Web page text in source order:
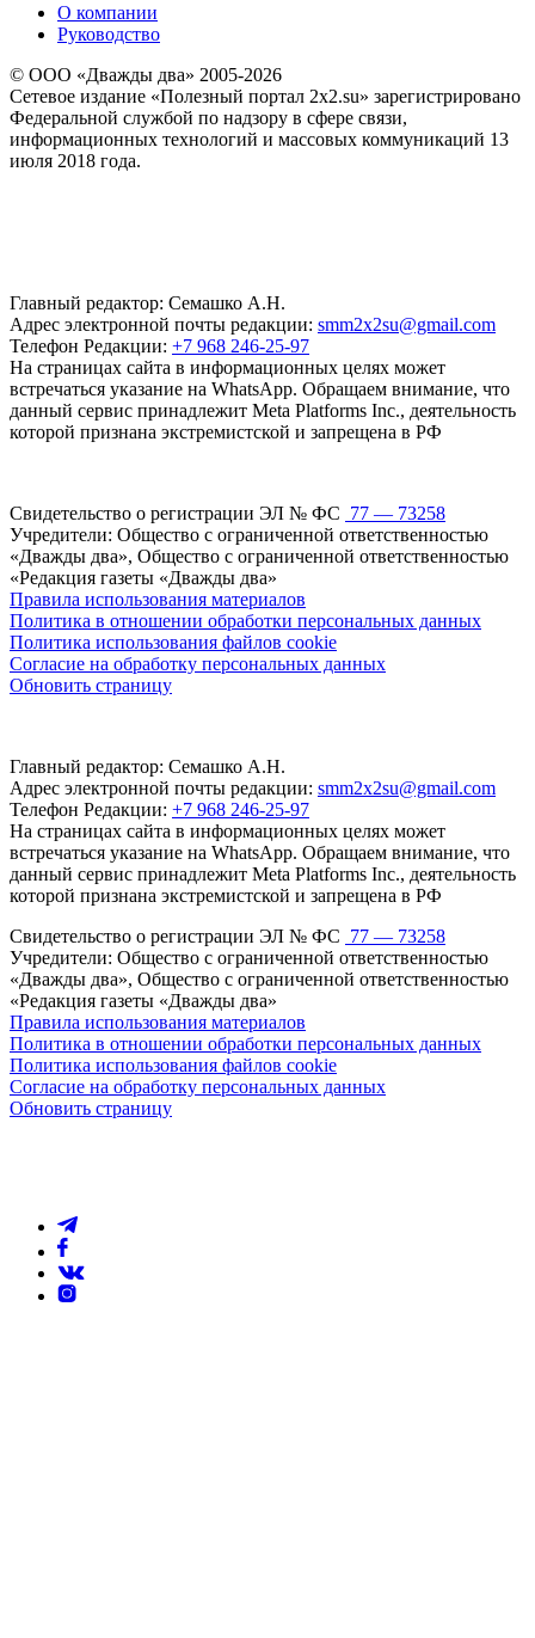
О компании
Руководство
© ООО «Дважды два» 2005-2026
Сетевое издание «Полезный портал 2x2.su» зарегистрировано
Федеральной службой по надзору в сфере связи,
информационных технологий и массовых коммуникаций 13
июля 2018 года.
Главный редактор: Семашко А.Н.
Адрес электронной почты редакции: smm2x2su@gmail.com
Телефон Редакции: +7 968 246-25-97
На страницах сайта в информационных целях может
встречаться указание на WhatsApp. Обращаем внимание, что
данный сервис принадлежит Meta Platforms Inc., деятельность
которой признана экстремистской и запрещена в РФ
Свидетельство о регистрации ЭЛ № ФС 77 — 73258
Учредители: Общество с ограниченной ответственностью
«Дважды два», Общество с ограниченной ответственностью
«Редакция газеты «Дважды два»
Правила использования материалов
Политика в отношении обработки персональных данных
Политика использования файлов cookie
Согласие на обработку персональных данных
Обновить страницу
Главный редактор: Семашко А.Н.
Адрес электронной почты редакции: smm2x2su@gmail.com
Телефон Редакции: +7 968 246-25-97
На страницах сайта в информационных целях может
встречаться указание на WhatsApp. Обращаем внимание, что
данный сервис принадлежит Meta Platforms Inc., деятельность
которой признана экстремистской и запрещена в РФ
Свидетельство о регистрации ЭЛ № ФС 77 — 73258
Учредители: Общество с ограниченной ответственностью
«Дважды два», Общество с ограниченной ответственностью
«Редакция газеты «Дважды два»
Правила использования материалов
Политика в отношении обработки персональных данных
Политика использования файлов cookie
Согласие на обработку персональных данных
Обновить страницу